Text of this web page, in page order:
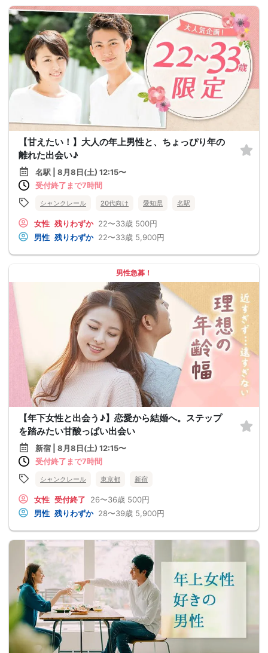
【甘えたい！】大人の年上男性と、ちょっぴり年の
離れた出会い♪
名駅 | 8月8日(土) 12:15〜
受付終了まで7時間
シャンクレール 20代向け 愛知県 名駅
女性 残りわずか 22〜33歳 500円
男性 残りわずか 22〜33歳 5,900円
男性急募！
【年下女性と出会う♪】恋愛から結婚へ。ステップ
を踏みたい甘酸っぱい出会い
新宿 | 8月8日(土) 12:15〜
受付終了まで7時間
シャンクレール 東京都 新宿
女性 受付終了 26〜36歳 500円
男性 残りわずか 28〜39歳 5,900円